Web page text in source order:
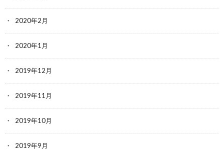
2020年2月
2020年1月
2019年12月
2019年11月
2019年10月
2019年9月